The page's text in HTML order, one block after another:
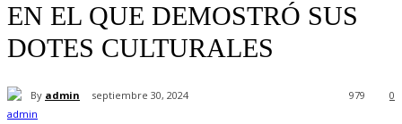
EN EL QUE DEMOSTRÓ SUS
DOTES CULTURALES
By admin septiembre 30, 2024 0
979